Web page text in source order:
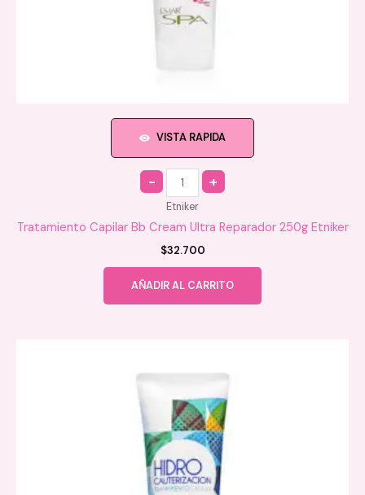
VISTA RAPIDA
Quantity
Etniker
Tratamiento Capilar Bb Cream Ultra Reparador 250g Etniker
$32.700
AÑADIR AL CARRITO